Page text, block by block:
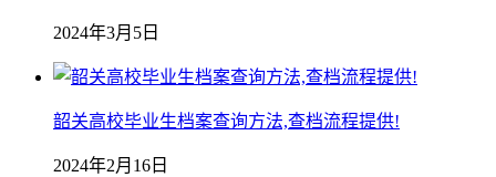
2024年3月5日
韶关高校毕业生档案查询方法,查档流程提供!
2024年2月16日